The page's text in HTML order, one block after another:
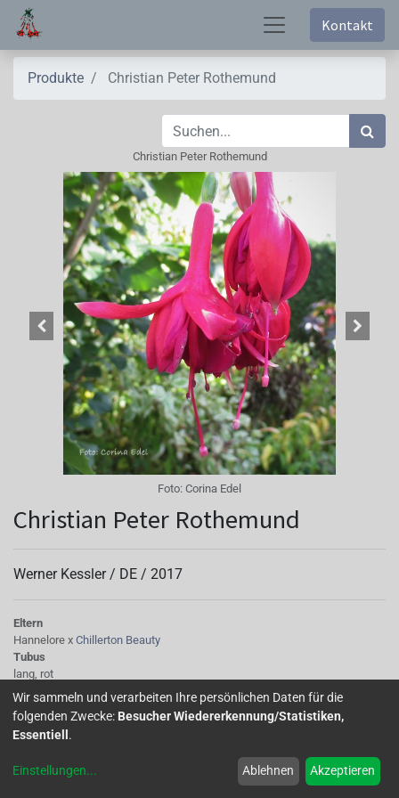
Kontakt
Produkte Christian Peter Rothemund
Christian Peter Rothemund
Foto: Corina Edel
Christian Peter Rothemund
Werner Kessler / DE / 2017
Eltern
Hannelore x Chillerton Beauty
Tubus
lang, rot
Sepalen
rot
Korolle/Petalen
gefüllt, helles Aubergine, leicht heller geflammt
rot
Wir sammeln und verarbeiten Ihre persönlichen Daten für die
folgenden Zwecke: Besucher Wiedererkennung/Statistiken,
Essentiell .
Einstellungen... Ablehnen Akzeptieren